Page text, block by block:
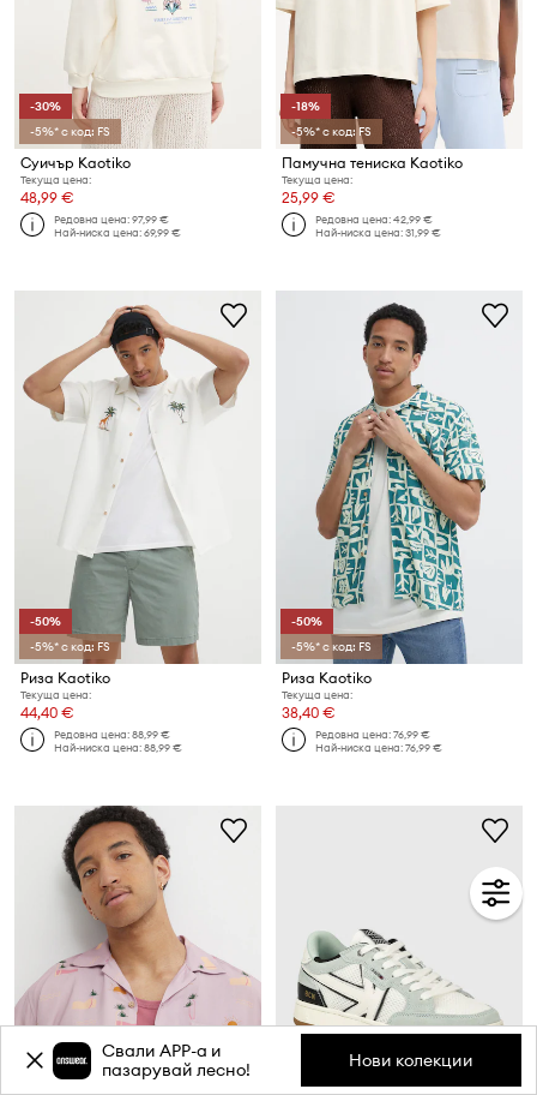
-30%
-5%* с код: FS
Суичър Kaotiko
Текуща цена:
48,99 €
Редовна цена:97,99 €
Най-ниска цена:69,99 €
-18%
-5%* с код: FS
Памучна тениска Kaotiko
Текуща цена:
25,99 €
Редовна цена:42,99 €
Най-ниска цена:31,99 €
-50%
-5%* с код: FS
Риза Kaotiko
Текуща цена:
44,40 €
Редовна цена:88,99 €
Най-ниска цена:88,99 €
-50%
-5%* с код: FS
Риза Kaotiko
Текуща цена:
38,40 €
Редовна цена:76,99 €
Най-ниска цена:76,99 €
Свали APP-a и
пазарувай лесно!
Нови колекции